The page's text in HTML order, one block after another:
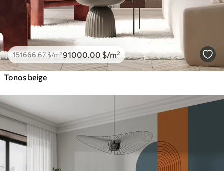
151666.67$/m²91000.00 $/m²
Tonos beige